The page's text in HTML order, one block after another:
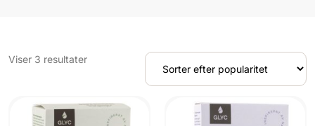
Viser 3 resultaterSorteret